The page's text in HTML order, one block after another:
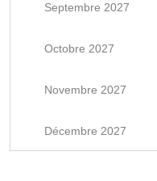
Septembre 2027
Octobre 2027
Novembre 2027
Décembre 2027